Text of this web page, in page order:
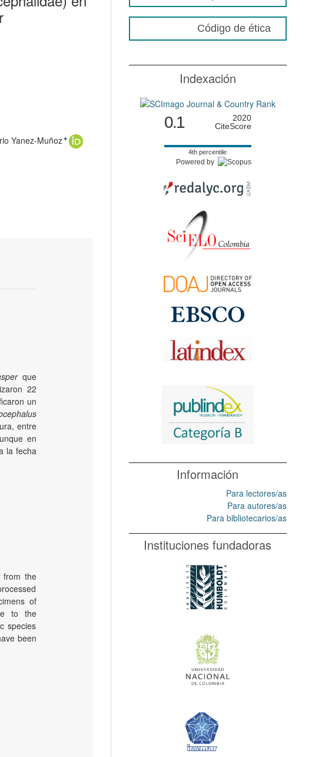
Yanez-Muñoz+
que
22
un
entre
en
la fecha
from the
of
to the
species
been
Código de ética
Indexación
0.1
2020
CiteScore
4th percentile
Powered by
Información
Para lectores/as
Para autores/as
Para bibliotecarios/as
Instituciones fundadoras